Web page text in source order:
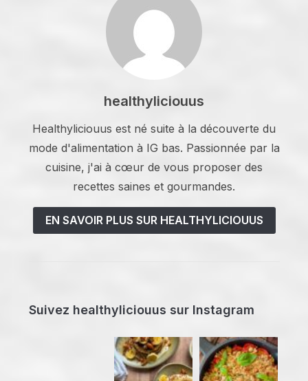
healthyliciouus
Healthyliciouus est né suite à la découverte du
mode d'alimentation à IG bas. Passionnée par la
cuisine, j'ai à cœur de vous proposer des
recettes saines et gourmandes.
EN SAVOIR PLUS SUR HEALTHYLICIOUUS
Suivez healthyliciouus sur Instagram